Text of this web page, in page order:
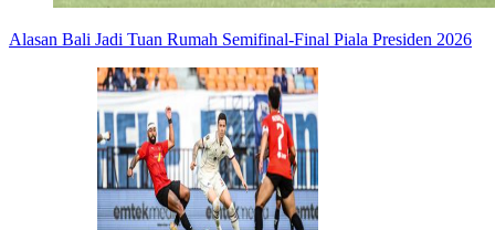
Alasan Bali Jadi Tuan Rumah Semifinal-Final Piala Presiden 2026